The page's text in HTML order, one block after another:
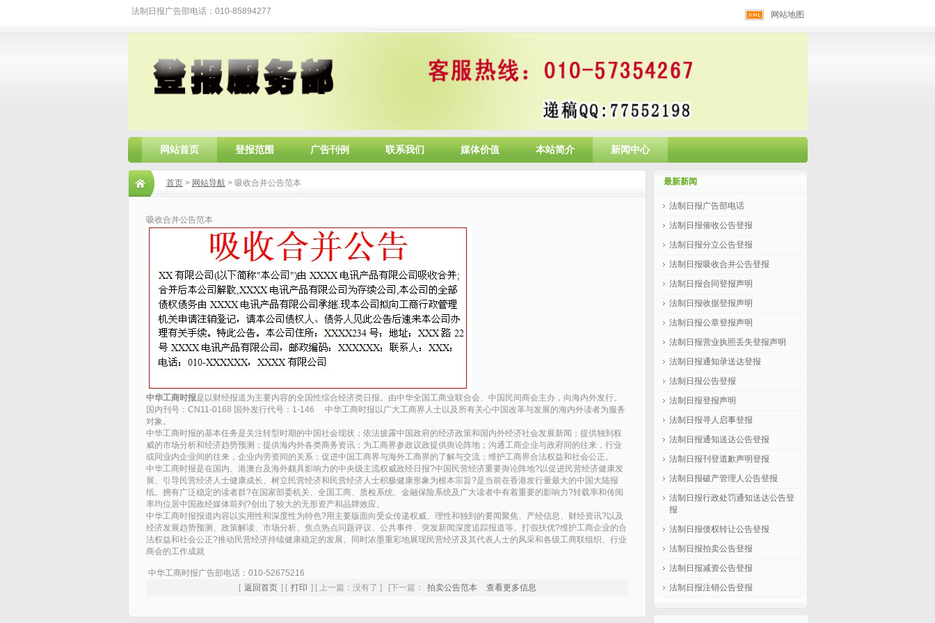
法制日报广告部电话：010-85894277 网站地图
网站首页 登报范围 广告刊例 联系我们 媒体价值 本站简介 新闻中心
首页> 网站导航> 吸收合并公告范本
吸收合并公告范本
中华工商时报是以财经报道为主要内容的全国性综合经济类日报。由中华全国工商业联合会、中国民间商会主办，向海内外发行。
国内刊号：CN11-0168 国外发行代号：1-146 中华工商时报以广大工商界人士以及所有关心中国改革与发展的海内外读者为服务
对象。
中华工商时报的基本任务是关注转型时期的中国社会现状；依法披露中国政府的经济政策和国内外经济社会发展新闻；提供独到权
威的市场分析和经济趋势预测；提供海内外各类商务资讯；为工商界参政议政提供舆论阵地；沟通工商企业与政府间的往来，行业
或同业内企业间的往来，企业内劳资间的关系；促进中国工商界与海外工商界的了解与交流；维护工商界合法权益和社会公正。
中华工商时报是在国内、港澳台及海外颇具影响力的中央级主流权威政经日报?中国民营经济重要舆论阵地?以促进民营经济健康发
展、引导民营经济人士健康成长、树立民营经济和民营经济人士积极健康形象为根本宗旨?是当前在香港发行量最大的中国大陆报
纸。拥有广泛稳定的读者群?在国家部委机关、全国工商、质检系统、金融保险系统及广大读者中有着重要的影响力?转载率和传阅
率均位居中国政经媒体前列?创出了较大的无形资产和品牌效应。
中华工商时报报道内容以实用性和深度性为特色?用主要版面向受众传递权威、理性和独到的要闻聚焦、产经信息、财经资讯?以及
经济发展趋势预测、政策解读、市场分析、焦点热点问题评议、公共事件、突发新闻深度追踪报道等。打假扶优?维护工商企业的合
法权益和社会公正?推动民营经济持续健康稳定的发展。同时浓墨重彩地展现民营经济及其代表人士的风采和各级工商联组织、行业
商会的工作成就
中华工商时报广告部电话：010-52675216
[ 返回首页 ] [ 打印 ] [ 上一篇：没有了 ] [下一篇： 拍卖公告范本 查看更多信息
最新新闻
法制日报广告部电话
法制日报催收公告登报
法制日报分立公告登报
法制日报吸收合并公告登报
法制日报合同登报声明
法制日报收据登报声明
法制日报公章登报声明
法制日报营业执照丢失登报声明
法制日报通知录送达登报
法制日报公告登报
法制日报登报声明
法制日报寻人启事登报
法制日报通知送达公告登报
法制日报刊登道歉声明登报
法制日报破产管理人公告登报
法制日报行政处罚通知送达公告登
报
法制日报债权转让公告登报
法制日报拍卖公告登报
法制日报减资公告登报
法制日报注销公告登报